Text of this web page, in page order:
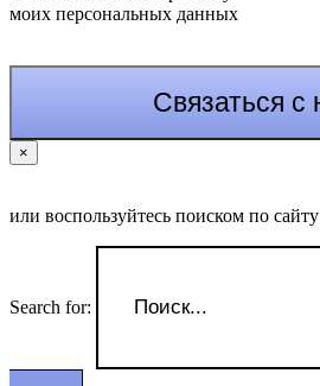
моих персональных данных
×
или воспользуйтесь поиском по сайту
Search for: